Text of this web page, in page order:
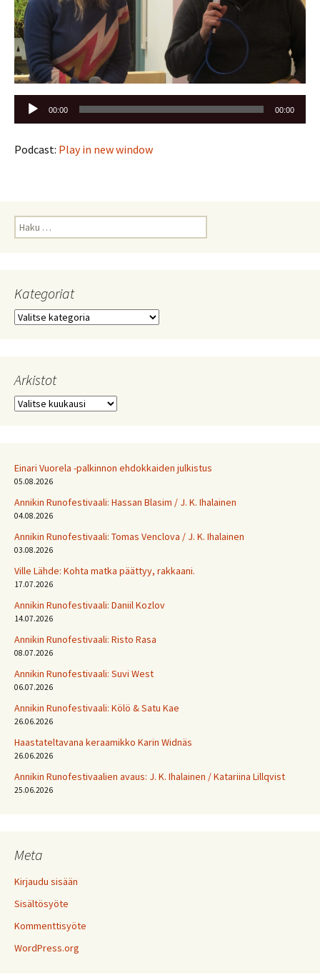
Äänitoistin
00:00 00:00
Podcast: Play in new window
Haku:
Kategoriat
Kategoriat
Arkistot
Arkistot
Einari Vuorela -palkinnon ehdokkaiden julkistus
05.08.2026
Annikin Runofestivaali: Has­san Bla­sim / J. K. Ihalainen
04.08.2026
Annikin Runofestivaali: Tomas Venclova / J. K. Ihalainen
03.08.2026
Ville Lähde: Kohta matka päättyy, rakkaani.
17.07.2026
Annikin Runofestivaali: Daniil Kozlov
14.07.2026
Annikin Runofestivaali: Risto Rasa
08.07.2026
Annikin Runofestivaali: Suvi West
06.07.2026
Annikin Runofestivaali: Kölö & Satu Kae
26.06.2026
Haastateltavana keraamikko Karin Widnäs
26.06.2026
Annikin Runofestivaalien avaus: J. K. Ihalainen / Katariina Lillqvist
25.06.2026
Meta
Kirjaudu sisään
Sisältösyöte
Kommenttisyöte
WordPress.org